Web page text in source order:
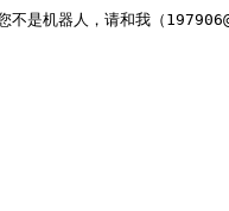
器人，请和我（